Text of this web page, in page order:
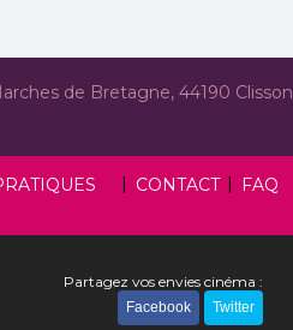
| CONTACT | FAQ
de Bretagne, 44190 Clisson
Partagez vos envies cinéma :
Facebook Twitter